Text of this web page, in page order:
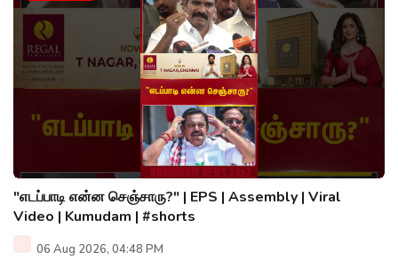
"எடப்பாடி என்ன செஞ்சாரு?" | EPS | Assembly | Viral
Video | Kumudam | #shorts
06 Aug 2026, 04:48 PM